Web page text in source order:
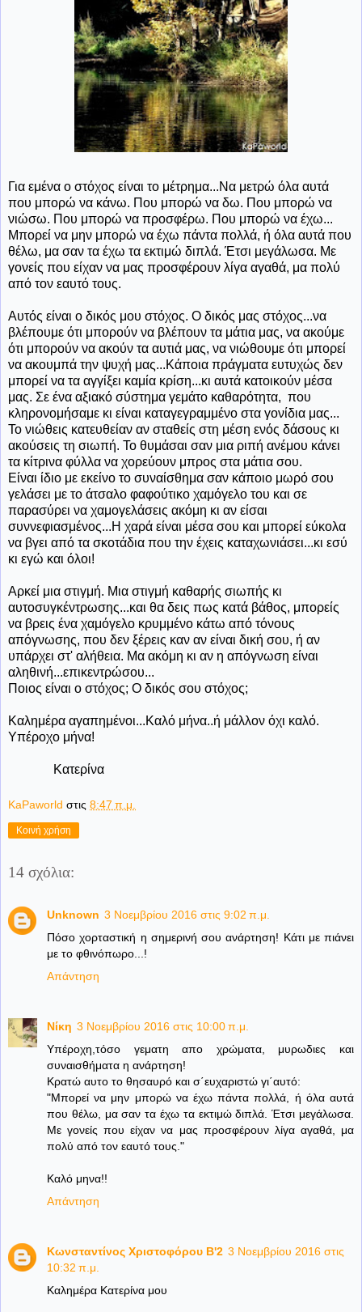
Για εμένα ο στόχος είναι το μέτρημα...Να μετρώ όλα αυτά
που μπορώ να κάνω. Που μπορώ να δω. Που μπορώ να
νιώσω. Που μπορώ να προσφέρω. Που μπορώ να έχω...
Μπορεί να μην μπορώ να έχω πάντα πολλά, ή όλα αυτά που
θέλω, μα σαν τα έχω τα εκτιμώ διπλά. Έτσι μεγάλωσα. Με
γονείς που είχαν να μας προσφέρουν λίγα αγαθά, μα πολύ
από τον εαυτό τους.
Αυτός είναι ο δικός μου στόχος. Ο δικός μας στόχος...να
βλέπουμε ότι μπορούν να βλέπουν τα μάτια μας, να ακούμε
ότι μπορούν να ακούν τα αυτιά μας, να νιώθουμε ότι μπορεί
να ακουμπά την ψυχή μας...Κάποια πράγματα ευτυχώς δεν
μπορεί να τα αγγίξει καμία κρίση...κι αυτά κατοικούν μέσα
μας. Σε ένα αξιακό σύστημα γεμάτο καθαρότητα, που
κληρονομήσαμε κι είναι καταγεγραμμένο στα γονίδια μας...
Το νιώθεις κατευθείαν αν σταθείς στη μέση ενός δάσους κι
ακούσεις τη σιωπή. Το θυμάσαι σαν μια ριπή ανέμου κάνει
τα κίτρινα φύλλα να χορεύουν μπρος στα μάτια σου.
Είναι ίδιο με εκείνο το συναίσθημα σαν κάποιο μωρό σου
γελάσει με το άτσαλο φαφούτικο χαμόγελο του και σε
παρασύρει να χαμογελάσεις ακόμη κι αν είσαι
συννεφιασμένος...Η χαρά είναι μέσα σου και μπορεί εύκολα
να βγει από τα σκοτάδια που την έχεις καταχωνιάσει...κι εσύ
κι εγώ και όλοι!
Αρκεί μια στιγμή. Μια στιγμή καθαρής σιωπής κι
αυτοσυγκέντρωσης...και θα δεις πως κατά βάθος, μπορείς
να βρεις ένα χαμόγελο κρυμμένο κάτω από τόνους
απόγνωσης, που δεν ξέρεις καν αν είναι δική σου, ή αν
υπάρχει στ' αλήθεια. Μα ακόμη κι αν η απόγνωση είναι
αληθινή...επικεντρώσου...
Ποιος είναι ο στόχος; Ο δικός σου στόχος;
Καλημέρα αγαπημένοι...Καλό μήνα..ή μάλλον όχι καλό.
Υπέροχο μήνα!
Κατερίνα
KaPaworld στις 8:47 π.μ.
Κοινή χρήση
14 σχόλια:
Unknown 3 Νοεμβρίου 2016 στις 9:02 π.μ.
Πόσο χορταστική η σημερινή σου ανάρτηση! Κάτι με πιάνει
με το φθινόπωρο...!
Απάντηση
Νίκη 3 Νοεμβρίου 2016 στις 10:00 π.μ.
Υπέροχη,τόσο γεματη απο χρώματα, μυρωδιες και
συναισθήματα η ανάρτηση!
Κρατώ αυτο το θησαυρό και σ΄ευχαριστώ γι΄αυτό:
"Μπορεί να μην μπορώ να έχω πάντα πολλά, ή όλα αυτά
που θέλω, μα σαν τα έχω τα εκτιμώ διπλά. Έτσι μεγάλωσα.
Με γονείς που είχαν να μας προσφέρουν λίγα αγαθά, μα
πολύ από τον εαυτό τους."
Καλό μηνα!!
Απάντηση
Κωνσταντίνος Χριστοφόρου Β'2 3 Νοεμβρίου 2016 στις
10:32 π.μ.
Καλημέρα Κατερίνα μου